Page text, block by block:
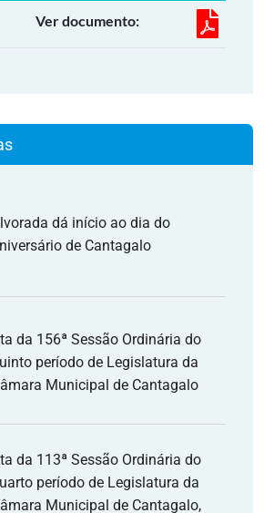
Ver documento:
dá início ao dia do
de Cantagalo
da 156ª Sessão Ordinária do
período de Legislatura da
Municipal de Cantagalo
da 113ª Sessão Ordinária do
período de Legislatura da
Municipal de Cantagalo,